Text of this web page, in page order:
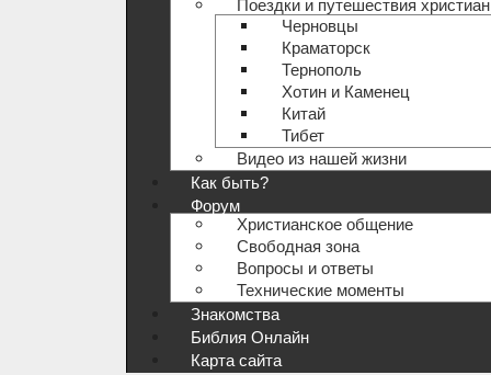
Поездки и путешествия христиан
Черновцы
Краматорск
Тернополь
Хотин и Каменец
Китай
Тибет
Видео из нашей жизни
Как быть?
Форум
Христианское общение
Свободная зона
Вопросы и ответы
Технические моменты
Знакомства
Библия Онлайн
Карта сайта